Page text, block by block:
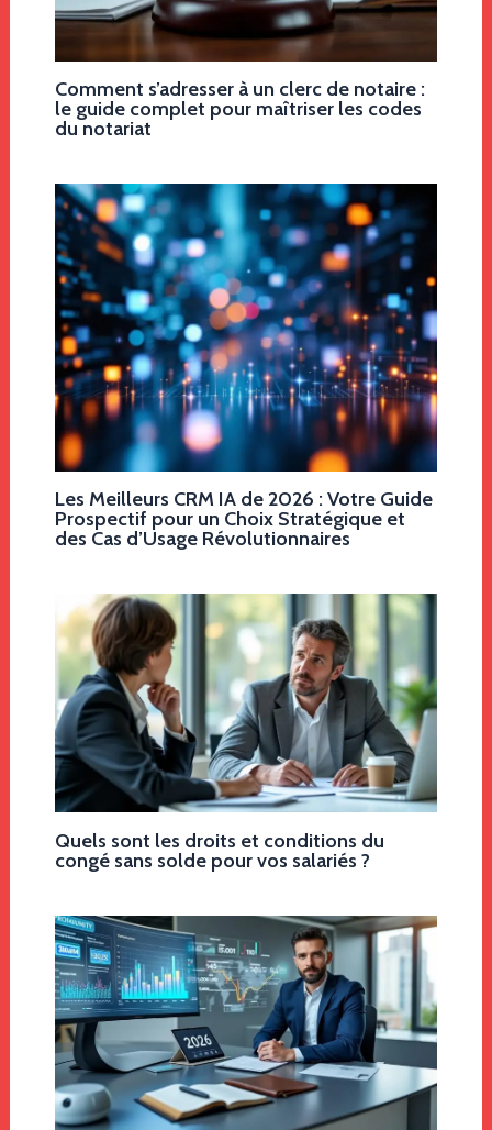
Comment s’adresser à un clerc de notaire :
le guide complet pour maîtriser les codes
du notariat
Les Meilleurs CRM IA de 2026 : Votre Guide
Prospectif pour un Choix Stratégique et
des Cas d’Usage Révolutionnaires
Quels sont les droits et conditions du
congé sans solde pour vos salariés ?